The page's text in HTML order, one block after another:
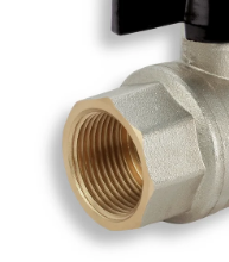
hvězdiček.